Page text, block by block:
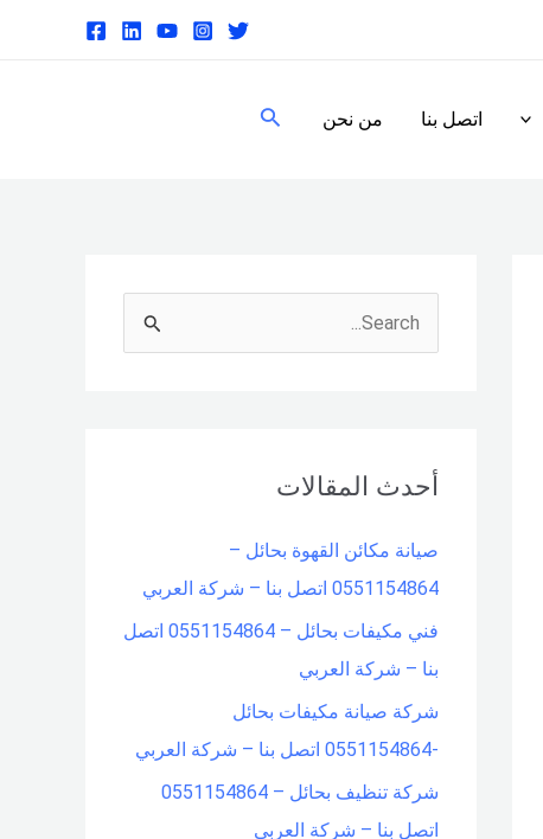
اتصل بنا من نحن البحث
c
f
o
r
:
أحدث المقالات
صيانة مكائن القهوة بحائل –
0551154864 اتصل بنا – شركة العربي
فني مكيفات بحائل – 0551154864 اتصل
بنا – شركة العربي
شركة صيانة مكيفات بحائل
-0551154864 اتصل بنا – شركة العربي
شركة تنظيف بحائل – 0551154864
اتصل بنا – شركة العربي